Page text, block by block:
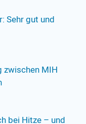
Sehr gut und
zwischen MIH
bei Hitze – und